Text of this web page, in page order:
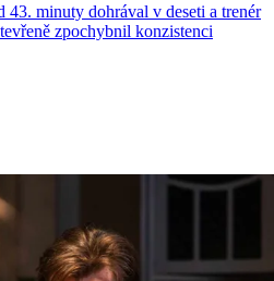
minuty dohrával v deseti a trenér
zpochybnil konzistenci